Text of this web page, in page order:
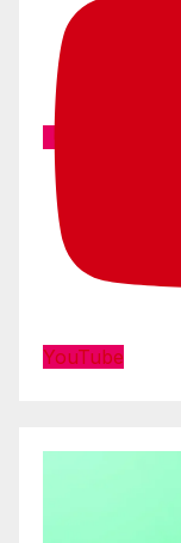
YouTube